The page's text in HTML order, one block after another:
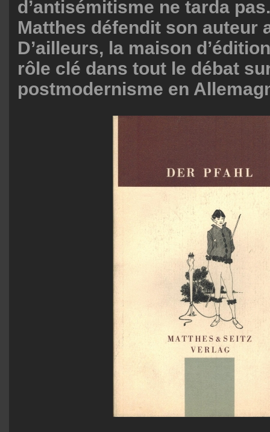
d’antisémitisme ne tarda
Matthes défendit son auteur
D’ailleurs, la maison
rôle clé dans tout le débat
postmodernisme en